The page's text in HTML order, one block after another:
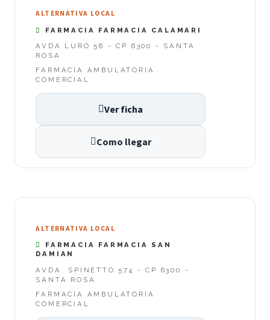
ALTERNATIVA LOCAL
FARMACIA FARMACIA CALAMARI
AVDA LURO 56 - CP 6300 - SANTA
ROSA
FARMACIA AMBULATORIA
COMERCIAL
Ver ficha
Como llegar
ALTERNATIVA LOCAL
FARMACIA FARMACIA SAN
DAMIAN
AVDA. SPINETTO 574 - CP 6300 -
SANTA ROSA
FARMACIA AMBULATORIA
COMERCIAL